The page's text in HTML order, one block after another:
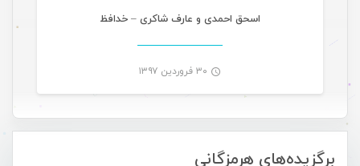
برگزیده‌های هرمزگانی
اسحق احمدی و عارف شاکری – خدافظ
۳۰ فروردین ۱۳۹۷